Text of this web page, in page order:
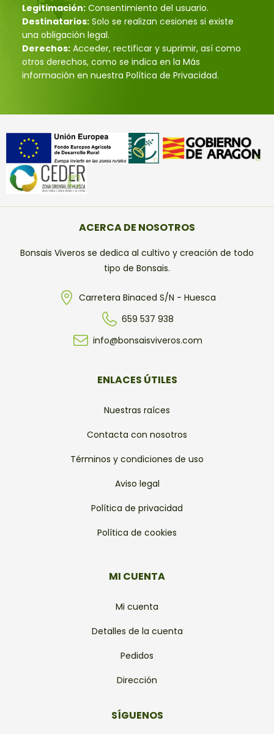
Legitimación: Consentimiento del usuario.
Destinatarios: Solo se realizan cesiones si existe
una obligación legal.
Derechos: Acceder, rectificar y suprimir, así como
otros derechos, como se indica en la Más
información en nuestra Política de Privacidad.
ACERCA DE NOSOTROS
Bonsais Viveros se dedica al cultivo y creación de todo
tipo de Bonsais.
Carretera Binaced S/N - Huesca
659 537 938
info@bonsaisviveros.com
ENLACES ÚTILES
Nuestras raíces
Contacta con nosotros
Términos y condiciones de uso
Aviso legal
Política de privacidad
Política de cookies
MI CUENTA
Mi cuenta
Detalles de la cuenta
Pedidos
Dirección
SÍGUENOS